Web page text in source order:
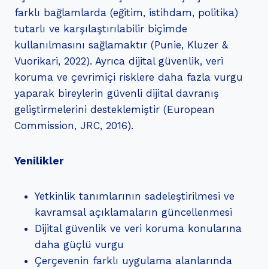
farklı bağlamlarda (eğitim, istihdam, politika)
tutarlı ve karşılaştırılabilir biçimde
kullanılmasını sağlamaktır (Punie, Kluzer &
Vuorikari, 2022). Ayrıca dijital güvenlik, veri
koruma ve çevrimiçi risklere daha fazla vurgu
yaparak bireylerin güvenli dijital davranış
geliştirmelerini desteklemiştir (European
Commission, JRC, 2016).
Yenilikler
Yetkinlik tanımlarının sadeleştirilmesi ve
kavramsal açıklamaların güncellenmesi
Dijital güvenlik ve veri koruma konularına
daha güçlü vurgu
Çerçevenin farklı uygulama alanlarında